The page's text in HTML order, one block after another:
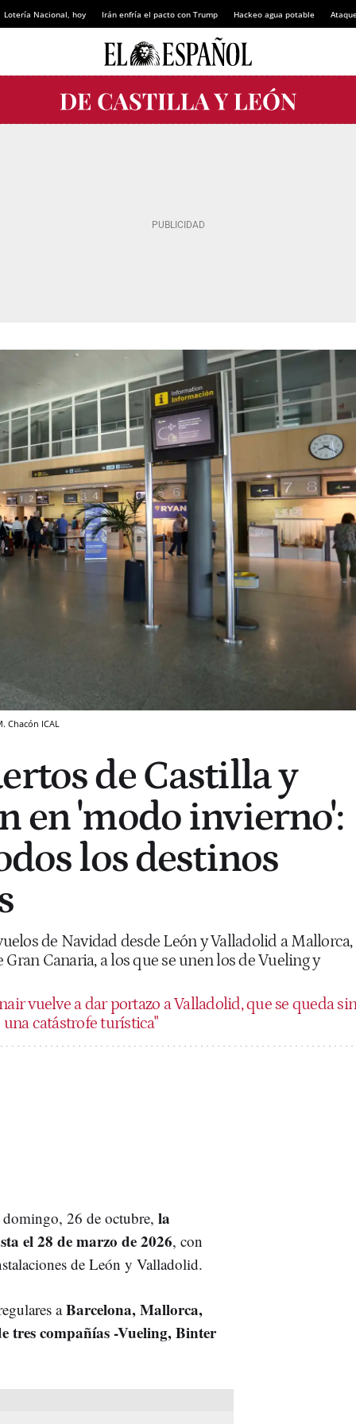
Lotería Nacional, hoy Irán enfría el pacto con Trump Hackeo agua potable
Chacón ICAL
de Castilla y
en 'modo invierno':
los destinos
de Navidad desde León y Valladolid a Mallorca,
Gran Canaria, a los que se unen los de Vueling y
vuelve a dar portazo a Valladolid, que se queda sin
catástrofe turística"
26 de octubre, la
el 28 de marzo de 2026, con
de León y Valladolid.
aBarcelona, Mallorca,
tres compañías -Vueling, Binter